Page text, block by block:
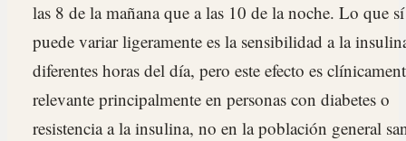
las 8 de la mañana que a las 10 de la noche. Lo que sí
puede variar ligeramente es la sensibilidad a la
diferentes horas del día, pero este efecto es
relevante principalmente en personas con diabetes o
resistencia a la insulina, no en la población general